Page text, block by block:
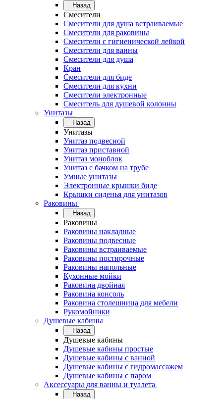
Назад
Смесители
Смесители для душа встраиваемые
Смесители для раковины
Смесители с гигиенической лейкой
Смесители для ванны
Смесители для душа
Кран
Смесители для биде
Смесители для кухни
Смесители электронные
Смеситель для душевой колонны
Унитазы
Назад
Унитазы
Унитаз подвесной
Унитаз приставной
Унитаз моноблок
Унитаз с бачком на трубе
Умные унитазы
Электронные крышки биде
Крышки сиденья для унитазов
Раковины
Назад
Раковины
Раковины накладные
Раковины подвесные
Раковины встраиваемые
Раковины постирочные
Раковины напольные
Кухонные мойки
Раковина двойная
Раковина консоль
Раковина столешница для мебели
Рукомойники
Душевые кабины
Назад
Душевые кабины
Душевые кабины простые
Душевые кабины с ванной
Душевые кабины с гидромассажем
Душевые кабины с паром
Аксессуары для ванны и туалета
Назад